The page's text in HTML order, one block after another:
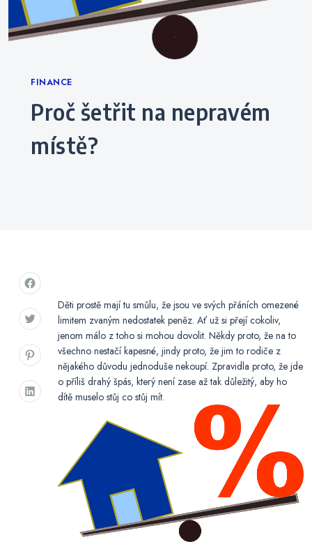
Categories
FINANCE
Proč šetřit na nepravém
místě?
Děti prostě mají tu smůlu, že jsou ve svých přáních omezené
limitem zvaným nedostatek peněz. Ať už si přejí cokoliv,
jenom málo z toho si mohou dovolit. Někdy proto, že na to
všechno nestačí kapesné, jindy proto, že jim to rodiče z
nějakého důvodu jednoduše nekoupí. Zpravidla proto, že jde
o příliš drahý špás, který není zase až tak důležitý, aby ho
dítě muselo stůj co stůj mít.